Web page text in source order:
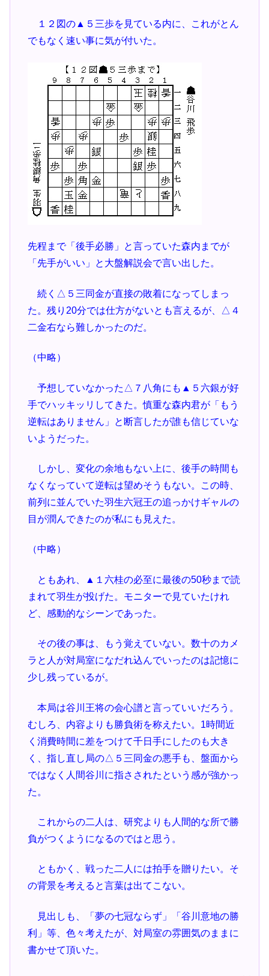
１２図の▲５三歩を見ている内に、これがとん
でもなく速い事に気が付いた。
先程まで「後手必勝」と言っていた森内までが
「先手がいい」と大盤解説会で言い出した。
続く△５三同金が直接の敗着になってしまっ
た。残り20分では仕方がないとも言えるが、△４
二金右なら難しかったのだ。
（中略）
予想していなかった△７八角にも▲５六銀が好
手でハッキッリしてきた。慎重な森内君が「もう
逆転はありません」と断言したが誰も信じていな
いようだった。
しかし、変化の余地もない上に、後手の時間も
なくなっていて逆転は望めそうもない。この時、
前列に並んでいた羽生六冠王の追っかけギャルの
目が潤んできたのが私にも見えた。
（中略）
ともあれ、▲１六桂の必至に最後の50秒まで読
まれて羽生が投げた。モニターで見ていたけれ
ど、感動的なシーンであった。
その後の事は、もう覚えていない。数十のカメ
ラと人が対局室になだれ込んでいったのは記憶に
少し残っているが。
本局は谷川王将の会心譜と言っていいだろう。
むしろ、内容よりも勝負術を称えたい。1時間近
く消費時間に差をつけて千日手にしたのも大き
く、指し直し局の△５三同金の悪手も、盤面から
ではなく人間谷川に指さされたという感が強かっ
た。
これからの二人は、研究よりも人間的な所で勝
負がつくようになるのではと思う。
ともかく、戦った二人には拍手を贈りたい。そ
の背景を考えると言葉は出てこない。
見出しも、「夢の七冠ならず」「谷川意地の勝
利」等、色々考えたが、対局室の雰囲気のままに
書かせて頂いた。